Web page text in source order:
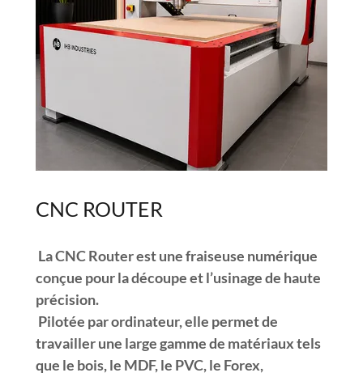
CNC ROUTER
La CNC Router est une fraiseuse numérique
conçue pour la découpe et l’usinage de haute
précision.
Pilotée par ordinateur, elle permet de
travailler une large gamme de matériaux tels
que le bois, le MDF, le PVC, le Forex,